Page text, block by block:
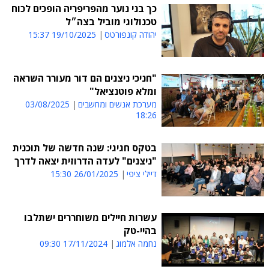
כך בני נוער מהפריפריה הופכים לכוח
טכנולוגי מוביל בצה״ל
יהודה קונפורטס 19/10/2025 15:37
"חניכי ניצנים הם דור מעורר השראה
ומלא פוטנציאל"
מערכת אנשים ומחשבים
03/08/2025
18:26
בטקס חגיגי: שנה חדשה של תוכנית
"ניצנים" לעדה הדרוזית יצאה לדרך
דיילי ציפי 26/01/2025 15:30
עשרות חיילים משוחררים ישתלבו
בהיי-טק
נחמה אלמוג 17/11/2024 09:30